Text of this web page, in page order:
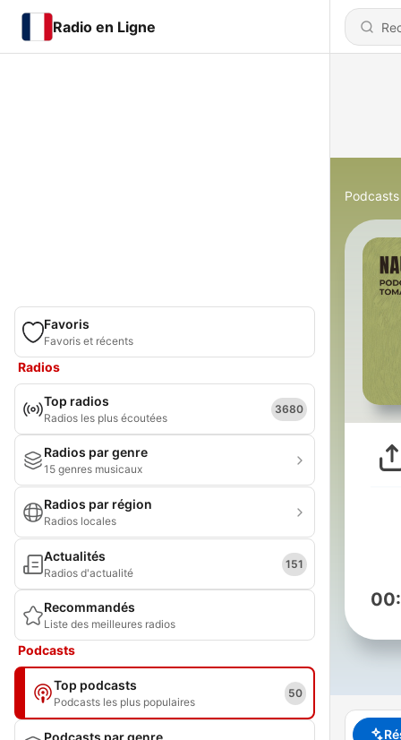
Radio en Ligne
Favoris
Favoris et récents
Radios
Top radios
Radios les plus écoutées
3680
Radios par genre
15 genres musicaux
Radios par région
Radios locales
Actualités
Radios d'actualité
151
Recommandés
Liste des meilleures radios
Podcasts
Top podcasts
Podcasts les plus populaires
50
Podcasts par genre
Podcasts